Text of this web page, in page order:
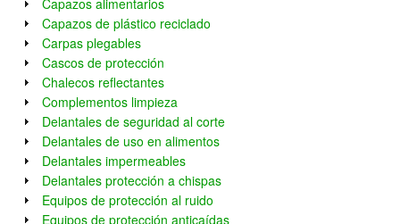
Capazos alimentarios
Capazos de plástico reciclado
Carpas plegables
Cascos de protección
Chalecos reflectantes
Complementos limpieza
Delantales de seguridad al corte
Delantales de uso en alimentos
Delantales impermeables
Delantales protección a chispas
Equipos de protección al ruido
Equipos de protección anticaídas